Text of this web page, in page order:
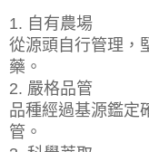
1. 自有農場
從源頭自行管理，
藥。
2. 嚴格品管
品種經過基源鑑定
管。